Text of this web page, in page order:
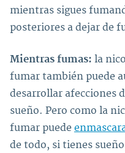
mientras sigues
posteriores a dejar de
Mientras fumas: la
fumar también puede
desarrollar afecciones
sueño. Pero como la
fumar puede
de todo, si tienes